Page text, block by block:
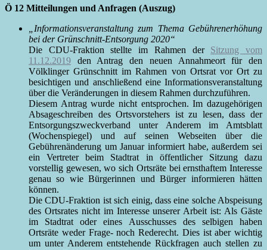
Ö 12 Mitteilungen und Anfragen (Auszug)
„Informationsveranstaltung zum Thema Gebührenerhöhung
bei der Grünschnitt-Entsorgung 2020“
Die CDU-Fraktion stellte im Rahmen der Sitzung vom
11.12.2019 den Antrag den neuen Annahmeort für den
Völklinger Grünschnitt im Rahmen von Ortsrat vor Ort zu
besichtigen und anschließend eine Informationsveranstaltung
über die Veränderungen in diesem Rahmen durchzuführen.
Diesem Antrag wurde nicht entsprochen. Im dazugehörigen
Absageschreiben des Ortsvorstehers ist zu lesen, dass der
Entsorgungszweckverband unter Anderem im Amtsblatt
(Wochenspiegel) und auf seinen Webseiten über die
Gebührenänderung um Januar informiert habe, außerdem sei
ein Vertreter beim Stadtrat in öffentlicher Sitzung dazu
vorstellig gewesen, wo sich Ortsräte bei ernsthaftem Interesse
genau so wie Bürgerinnen und Bürger informieren hätten
können.
Die CDU-Fraktion ist sich einig, dass eine solche Abspeisung
des Ortsrates nicht im Interesse unserer Arbeit ist: Als Gäste
im Stadtrat oder eines Ausschusses des selbigen haben
Ortsräte weder Frage- noch Rederecht. Dies ist aber wichtig
um unter Anderem entstehende Rückfragen auch stellen zu